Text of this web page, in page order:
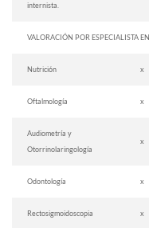
internista.
VALORACIÓN POR ESPECIALISTA
Nutrición x
Oftalmología x
Audiometría y
Otorrinolaringología
x
Odontología x
Rectosigmoidoscopia x